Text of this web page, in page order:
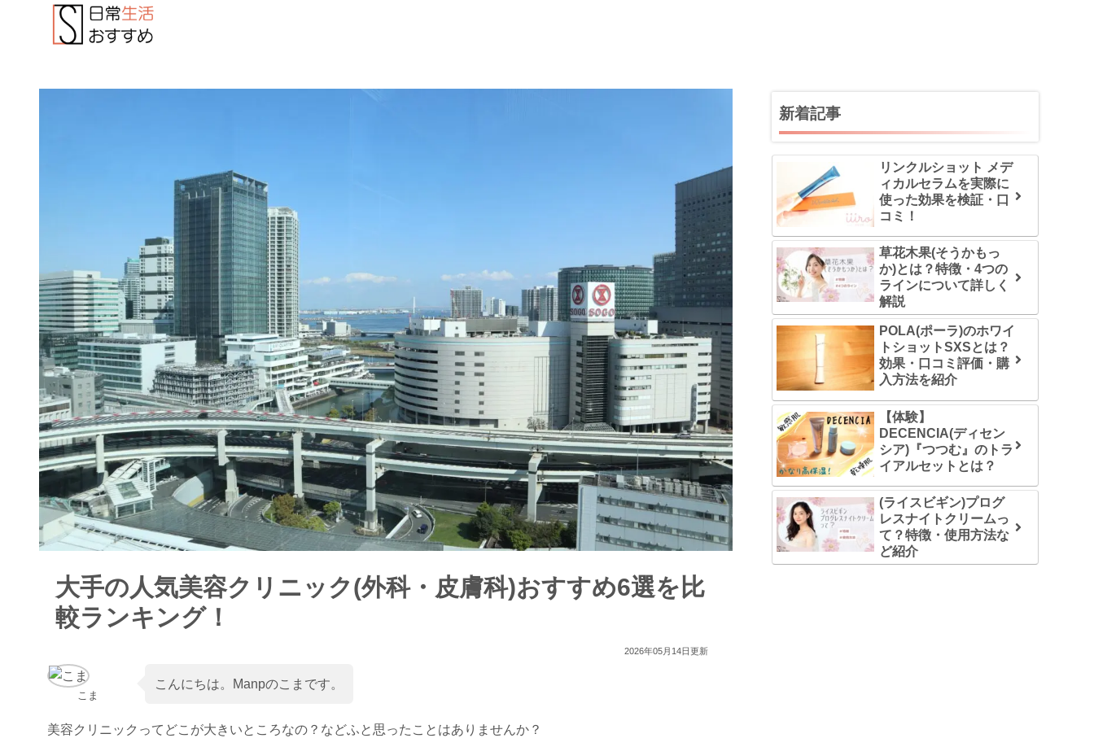
大手の人気美容クリニック(外科・皮膚科)おすすめ6選を比
較ランキング！
2026年05月14日更新
こま
こんにちは。Manpのこまです。
美容クリニックってどこが大きいところなの？などふと思ったことはありませんか？
新着記事
リンクルショット メデ
ィカルセラムを実際に
使った効果を検証・口
コミ！
草花木果(そうかもっ
か)とは？特徴・4つの
ラインについて詳しく
解説
POLA(ポーラ)のホワイ
トショットSXSとは？
効果・口コミ評価・購
入方法を紹介
【体験】
DECENCIA(ディセン
シア)『つつむ』のトラ
イアルセットとは？
(ライスビギン)プログ
レスナイトクリームっ
て？特徴・使用方法な
ど紹介